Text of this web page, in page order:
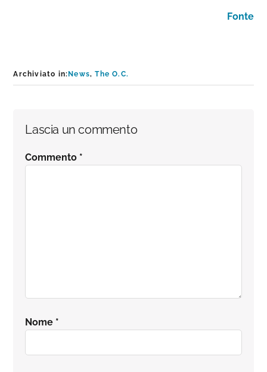
Fonte
Archiviato in: News,The O.C.
Interazioni
del
Lascia un commento
Commento *
Nome *